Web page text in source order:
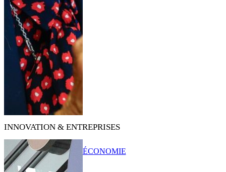
INNOVATION & ENTREPRISES
ÉCONOMIE